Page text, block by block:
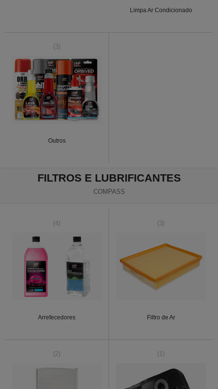
Limpa Ar Condicionado
(3)
Outros
FILTROS E LUBRIFICANTES
COMPASS
(4)
Arrefecedores
(3)
Filtro de Ar
(2) (1)